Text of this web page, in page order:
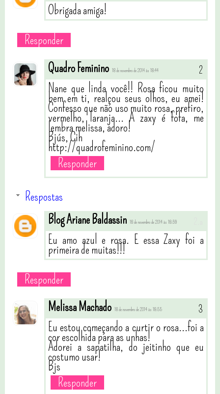
Obrigada amiga!
Responder
Quadro Feminino 18 de novembro de 2014 às 18:44
Nane que linda você!! Rosa ficou muito
bem em ti, realçou seus olhos, eu amei!
Confesso que não uso muito rosa, prefiro,
vermelho, laranja... A zaxy é fofa, me
lembra melissa, adoro!
Bjús, Cih
http://quadrofeminino.com/
Responder
Respostas
Blog Ariane Baldassin 18 de novembro de 2014 às 18:59
Eu amo azul e rosa. E essa Zaxy foi a
primeira de muitas!!!
Responder
Melissa Machado 18 de novembro de 2014 às 18:55
Eu estou começando a curtir o rosa...foi a
cor escolhida para as unhas!
Adorei a sapatilha, do jeitinho que eu
costumo usar!
Bjs
Responder